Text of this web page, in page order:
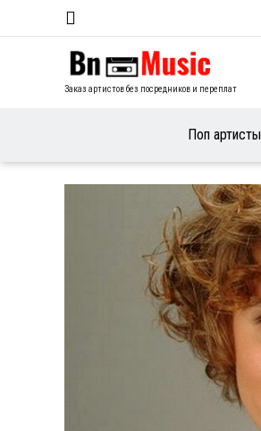
Заказ артистов без посредников и переплат
Поп артисты